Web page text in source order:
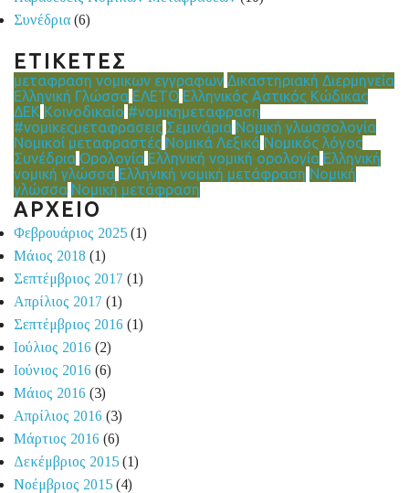
Συνέδρια (6)
ΕΤΙΚΕΤΕΣ
μεταφραση νομικων εγγραφων Δικαστηριακή Διερμηνεία
Ελληνική Γλώσσα ΕΛΕΤΟ Ελληνικός Αστικός Κώδικας
ΔΕΚ Κοινοδικαίο #νομικημεταφραση
#νομικεςμεταφρασεις Σεμινάρια Νομική γλωσσολογία
Νομικοί μεταφραστές Νομικά Λεξικά Νομικός λόγος
Συνέδρια Ορολογία Ελληνική νομική ορολογία Ελληνική
νομική γλώσσα Ελληνική νομική μετάφραση Νομική
γλώσσα Νομική μετάφραση
ΑΡΧΕΙΟ
Φεβρουάριος 2025 (1)
Μάιος 2018 (1)
Σεπτέμβριος 2017 (1)
Απρίλιος 2017 (1)
Σεπτέμβριος 2016 (1)
Ιούλιος 2016 (2)
Ιούνιος 2016 (6)
Μάιος 2016 (3)
Απρίλιος 2016 (3)
Μάρτιος 2016 (6)
Δεκέμβριος 2015 (1)
Νοέμβριος 2015 (4)